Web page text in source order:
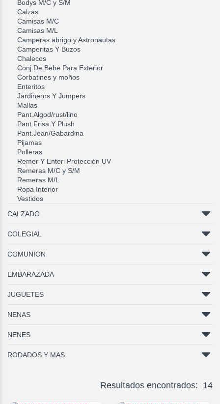
Bodys M/C y S/M
Calzas
Camisas M/C
Camisas M/L
Camperas abrigo y Astronautas
Camperitas Y Buzos
Chalecos
Conj.De Bebe Para Exterior
Corbatines y moños
Enteritos
Jardineros Y Jumpers
Mallas
Pant.Algod/rust/lino
Pant.Frisa Y Plush
Pant.Jean/Gabardina
Pijamas
Polleras
Remer Y Enteri Protección UV
Remeras M/C y S/M
Remeras M/L
Ropa Interior
Vestidos
CALZADO
COLEGIAL
COMUNION
EMBARAZADA
JUGUETES
NENAS
NENES
RODADOS Y MAS
Resultados encontrados: 14